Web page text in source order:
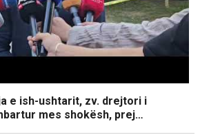
e ish-ushtarit, zv. drejtori i
mes shokësh, prej…